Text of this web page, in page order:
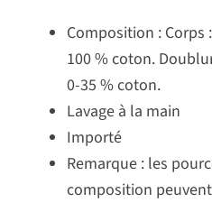
Composition : Corps
100 % coton.
0-35 % coton.
Lavage à la main
Importé
Remarque : les
composition